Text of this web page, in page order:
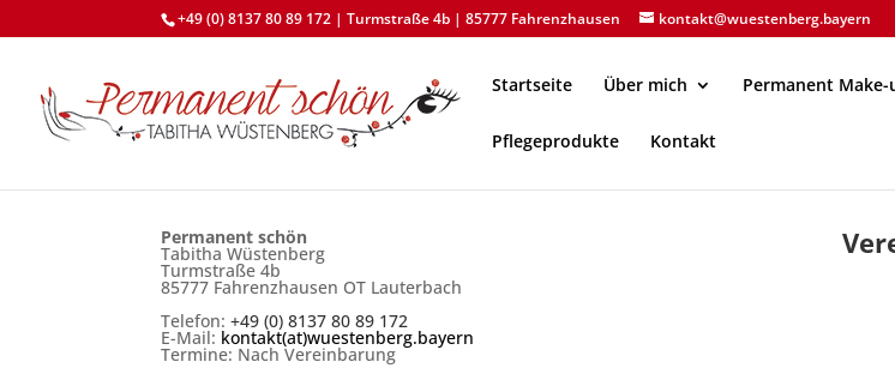
+49 (0) 8137 80 89 172 | Turmstraße 4b | 85777 Fahrenzhausen kontakt@wuestenberg.bayern
Startseite Über mich Permanent Make-
Pflegeprodukte Kontakt
Permanent schön
Tabitha Wüstenberg
Turmstraße 4b
85777 Fahrenzhausen OT Lauterbach
Telefon:+49 (0) 8137 80 89 172
E-Mail: kontakt(at)wuestenberg.bayern
Termine: Nach Vereinbarung